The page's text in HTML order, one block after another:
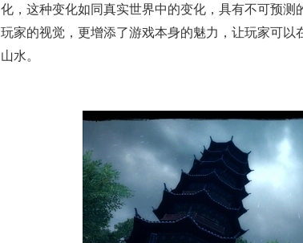
化，这种变化如同真实世界中的变化，具有不可预
玩家的视觉，更增添了游戏本身的魅力，让玩家可
山水。